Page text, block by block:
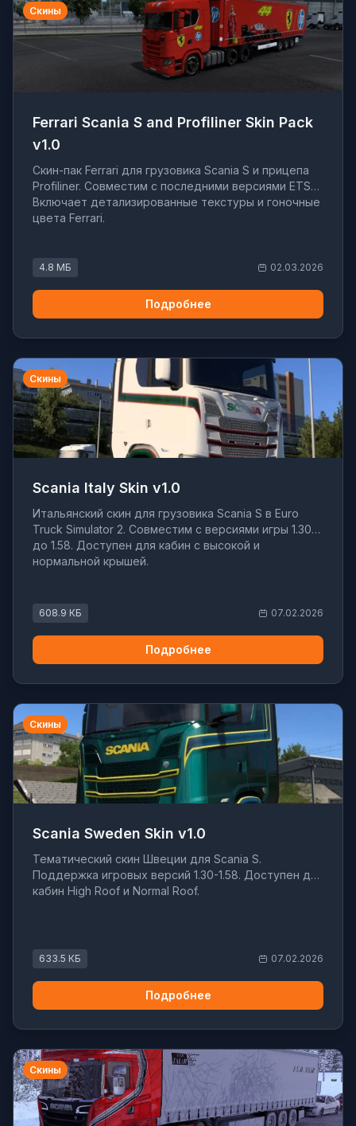
Скины
Ferrari Scania S and Profiliner Skin Pack
v1.0
Скин-пак Ferrari для грузовика Scania S и прицепа
Profiliner. Совместим с последними версиями ETS2.
Включает детализированные текстуры и гоночные
цвета Ferrari.
4.8 МБ 02.03.2026
Подробнее
Скины
Scania Italy Skin v1.0
Итальянский скин для грузовика Scania S в Euro
Truck Simulator 2. Совместим с версиями игры 1.30
до 1.58. Доступен для кабин с высокой и
нормальной крышей.
608.9 КБ 07.02.2026
Подробнее
Скины
Scania Sweden Skin v1.0
Тематический скин Швеции для Scania S.
Поддержка игровых версий 1.30-1.58. Доступен для
кабин High Roof и Normal Roof.
633.5 КБ 07.02.2026
Подробнее
Скины